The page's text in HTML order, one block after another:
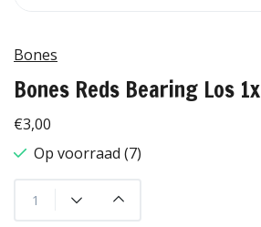
Bones
Bones Reds Bearing Los 1x
€3,00
Op voorraad (7)